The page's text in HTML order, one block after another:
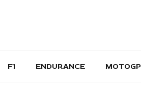
F1 ENDURANCE MOTOGP